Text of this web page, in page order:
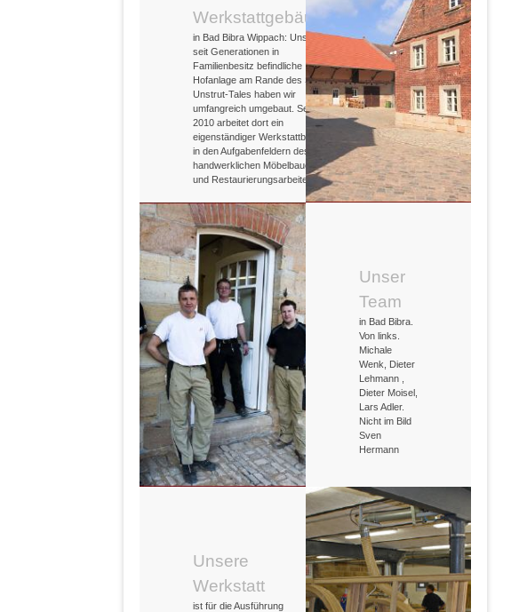
Werkstattgebäude
in Bad Bibra Wippach: Unseren
seit Generationen in
Familienbesitz befindliche
Hofanlage am Rande des Saale-
Unstrut-Tales haben wir
umfangreich umgebaut. Seit
2010 arbeitet dort ein
eigenständiger Werkstattbetrieb
in den Aufgabenfeldern des
handwerklichen Möbelbaues
und Restaurierungsarbeiten.
Unser
Team
in Bad Bibra.
Von links.
Michale
Wenk, Dieter
Lehmann ,
Dieter Moisel,
Lars Adler.
Nicht im Bild
Sven
Hermann
Unsere
Werkstatt
ist für die Ausführung